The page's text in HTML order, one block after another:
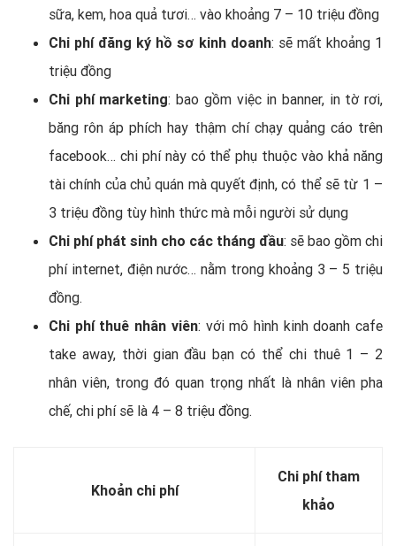
sữa, kem, hoa quả tươi… vào khoảng 7 – 10 triệu đồng
Chi phí đăng ký hồ sơ kinh doanh: sẽ mất khoảng 1
triệu đồng
Chi phí marketing: bao gồm việc in banner, in tờ rơi,
băng rôn áp phích hay thậm chí chạy quảng cáo trên
facebook… chi phí này có thể phụ thuộc vào khả năng
tài chính của chủ quán mà quyết định, có thể sẽ từ 1 –
3 triệu đồng tùy hình thức mà mỗi người sử dụng
Chi phí phát sinh cho các tháng đầu: sẽ bao gồm chi
phí internet, điện nước… nằm trong khoảng 3 – 5 triệu
đồng.
Chi phí thuê nhân viên: với mô hình kinh doanh cafe
take away, thời gian đầu bạn có thể chi thuê 1 – 2
nhân viên, trong đó quan trọng nhất là nhân viên pha
chế, chi phí sẽ là 4 – 8 triệu đồng.
Khoản chi phí
Chi phí tham
khảo